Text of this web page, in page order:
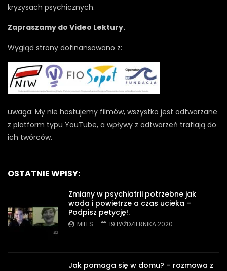
kryzysach psychicznych.
Zapraszamy do Video Lektury.
Wygląd strony dofinansowano z:
uwaga: My nie hostujemy filmów, wszystko jest odtwarzane
z platform typu YouTube, a wpływy z odtworzeń trafiają do
ich twórców.
OSTATNIE WPISY:
Zmiany w psychiatrii potrzebne jak
woda i powietrze a czas ucieka –
Podpisz petycję!.
MILES 19 PAŹDZIERNIKA 2020
Jak pomaga się w domu? – rozmowa z